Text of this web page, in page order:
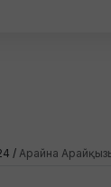
/ Арайна